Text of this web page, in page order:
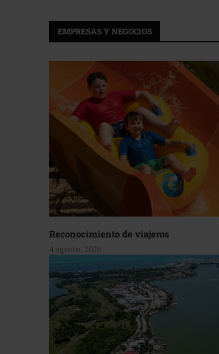
EMPRESAS Y NEGOCIOS
Reconocimiento de viajeros
4 agosto, 2026